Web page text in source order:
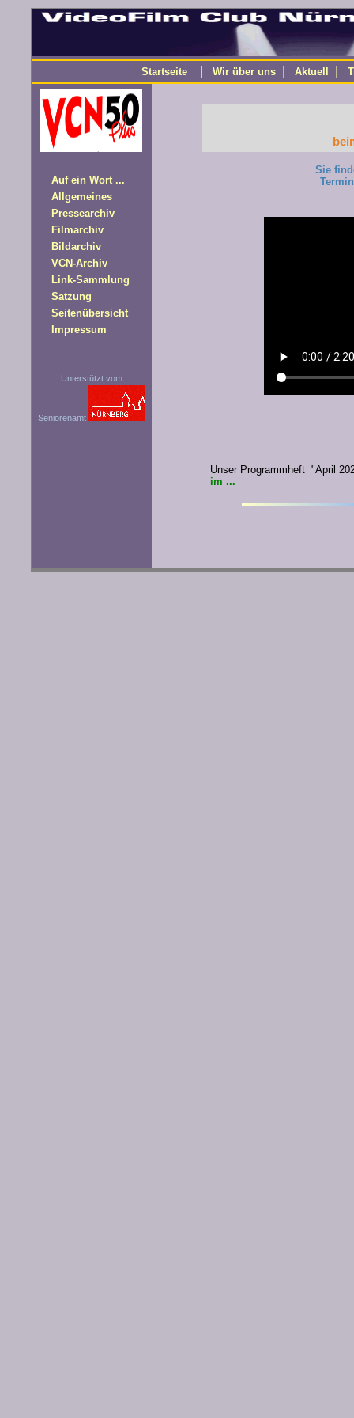
Startseite Wir über uns Aktuell
Auf ein Wort ...
Allgemeines
Pressearchiv
Filmarchiv
Bildarchiv
VCN-Archiv
Link-Sammlung
Satzung
Seitenübersicht
Impressum
Unterstützt vom
Seniorenamt
Sie
Unser Programmheft "April
im ...